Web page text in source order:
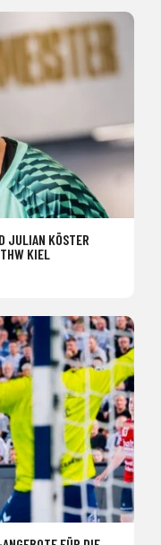
JULIAN KÖSTER
KIEL